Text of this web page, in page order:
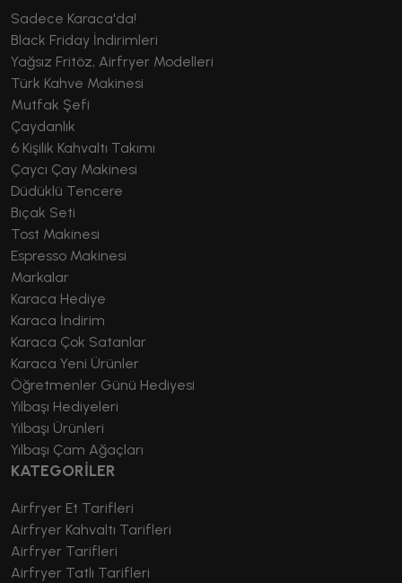
Sadece Karaca'da!
Black Friday İndirimleri
Yağsız Fritöz, Airfryer Modelleri
Türk Kahve Makinesi
Mutfak Şefi
Çaydanlık
6 Kişilik Kahvaltı Takımı
Çaycı Çay Makinesi
Düdüklü Tencere
Bıçak Seti
Tost Makinesi
Espresso Makinesi
Markalar
Karaca Hediye
Karaca İndirim
Karaca Çok Satanlar
Karaca Yeni Ürünler
Öğretmenler Günü Hediyesi
Yılbaşı Hediyeleri
Yılbaşı Ürünleri
Yılbaşı Çam Ağaçları
KATEGORİLER
Airfryer Et Tarifleri
Airfryer Kahvaltı Tarifleri
Airfryer Tarifleri
Airfryer Tatlı Tarifleri